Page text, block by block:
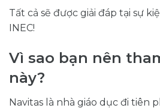
Tất cả sẽ được giải đáp tại sự
INEC!
Vì sao bạn nên
này?
Navitas là nhà giáo dục đi tiên